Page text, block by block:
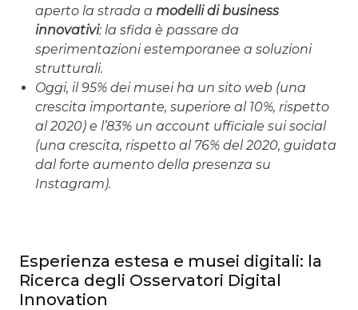
aperto la strada a modelli di business
innovativi: la sfida è passare da
sperimentazioni estemporanee a soluzioni
strutturali.
Oggi, il 95% dei musei ha un sito web (una
crescita importante, superiore al 10%, rispetto
al 2020) e l’83% un account ufficiale sui social
(una crescita, rispetto al 76% del 2020, guidata
dal forte aumento della presenza su
Instagram).
Esperienza estesa e musei digitali: la
Ricerca degli Osservatori Digital
Innovation